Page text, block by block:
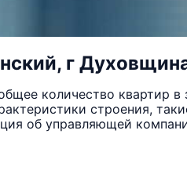
г
количество квартир в
строения,
об управляющей